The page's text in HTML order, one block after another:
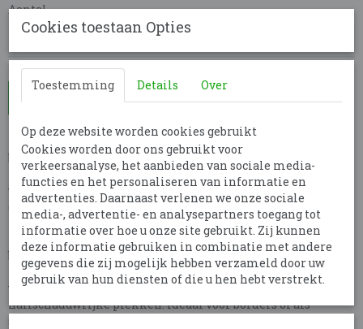
Aantal
In winkelwagen
Panicum virgatum Sangria is een sierlijk siergras dat
bekendstaat om zijn smalle, rechtopgaande groei en
prachtige kleuren. Dit vingergras kan ongeveer 120 cm hoog
worden en toont een interessante kleurovergang: het
onderste deel van het blad blijft groen, terwijl de bovenste
helft zich ontwikkelt naar rood en purper in de zomer en
herfst. Vanaf juli tot september bloeit het met subtiele
bruine pluimen, die een mooie aanvulling zijn op de
kleuren van het blad. Panicum virgatum 'Sangria' is
winterhard en gedijt goed in zowel zonnige als
halfschaduwrijke plekken. Ideaal voor borders of als
solitair in tuinen.
Cookies toestaan Opties
Toestemming Details Over
Op deze website worden cookies gebruikt
Cookies worden door ons gebruikt voor
verkeersanalyse, het aanbieden van sociale media-
functies en het personaliseren van informatie en
advertenties. Daarnaast verlenen we onze sociale
media-, advertentie- en analysepartners toegang tot
informatie over hoe u onze site gebruikt. Zij kunnen
deze informatie gebruiken in combinatie met andere
gegevens die zij mogelijk hebben verzameld door uw
gebruik van hun diensten of die u hen hebt verstrekt.